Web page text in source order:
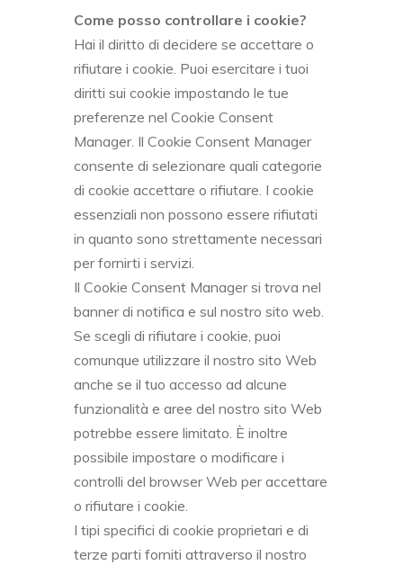
Come posso controllare i cookie?
Hai il diritto di decidere se accettare o
rifiutare i cookie. Puoi esercitare i tuoi
diritti sui cookie impostando le tue
preferenze nel Cookie Consent
Manager. Il Cookie Consent Manager
consente di selezionare quali categorie
di cookie accettare o rifiutare. I cookie
essenziali non possono essere rifiutati
in quanto sono strettamente necessari
per fornirti i servizi.
Il Cookie Consent Manager si trova nel
banner di notifica e sul nostro sito web.
Se scegli di rifiutare i cookie, puoi
comunque utilizzare il nostro sito Web
anche se il tuo accesso ad alcune
funzionalità e aree del nostro sito Web
potrebbe essere limitato. È inoltre
possibile impostare o modificare i
controlli del browser Web per accettare
o rifiutare i cookie.
I tipi specifici di cookie proprietari e di
terze parti forniti attraverso il nostro